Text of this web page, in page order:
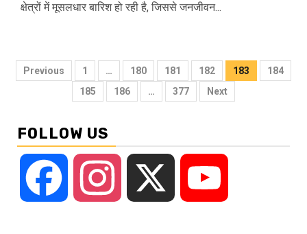
क्षेत्रों में मूसलधार बारिश हो रही है, जिससे जनजीवन...
Posts
pagination
Previous 1 … 180 181 182 183
184
185
186 … 377 Next
FOLLOW US
Facebook Instagram